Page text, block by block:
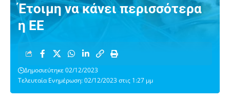
Έτοιμη να κάνει περισσότερα
η ΕΕ
Τελευταία Ενημέρωση: 02/12/2023 στις 1:27 μμ
Δημοσιεύτηκε 02/12/2023